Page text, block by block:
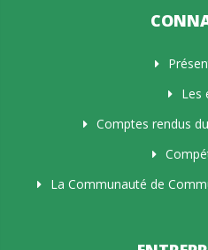
Les
Comptes rendus
La Communauté de